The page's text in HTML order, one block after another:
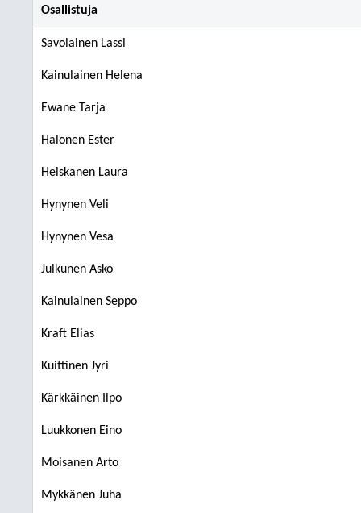
Osallistuja
Savolainen Lassi
Kainulainen Helena
Ewane Tarja
Halonen Ester
Heiskanen Laura
Hynynen Veli
Hynynen Vesa
Julkunen Asko
Kainulainen Seppo
Kraft Elias
Kuittinen Jyri
Kärkkäinen Ilpo
Luukkonen Eino
Moisanen Arto
Mykkänen Juha